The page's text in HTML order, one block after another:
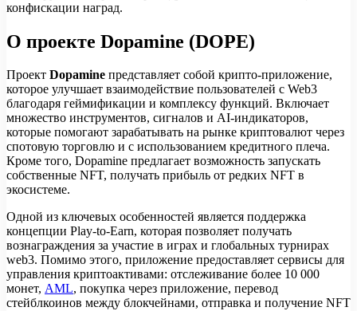
конфискации наград.
О проекте Dopamine (DOPE)
Проект Dopamine представляет собой крипто-приложение,
которое улучшает взаимодействие пользователей с Web3
благодаря геймификации и комплексу функций. Включает
множество инструментов, сигналов и AI-индикаторов,
которые помогают зарабатывать на рынке криптовалют через
спотовую торговлю и с использованием кредитного плеча.
Кроме того, Dopamine предлагает возможность запускать
собственные NFT, получать прибыль от редких NFT в
экосистеме.
Одной из ключевых особенностей является поддержка
концепции Play-to-Earn, которая позволяет получать
вознаграждения за участие в играх и глобальных турнирах
web3. Помимо этого, приложение предоставляет сервисы для
управления криптоактивами: отслеживание более 10 000
монет, AML, покупка через приложение, перевод
стейблкоинов между блокчейнами, отправка и получение NFT